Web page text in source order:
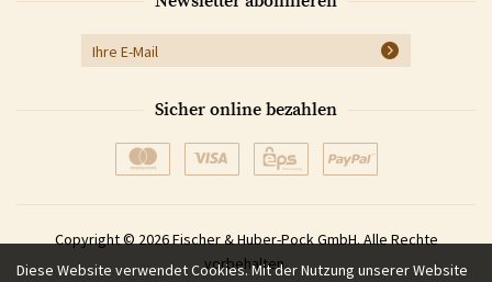
Sicher online bezahlen
Copyright © 2026 Fischer & Huber-Pock GmbH. Alle Rechte
vorbehalten.
Diese Website verwendet Cookies. Mit der Nutzung unserer Website